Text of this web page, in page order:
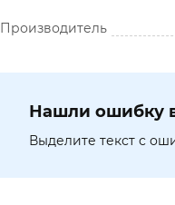
Производитель
Нашли ошибку
Выделите текст с